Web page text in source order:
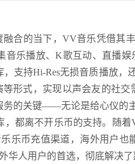
合的当下，VV音乐凭借其
音乐播放、K歌互动、直播
，支持Hi-Res无损音质播放
形式，实现以声会友的社
务的关键——无论是给心仪的
，都离不开乐币的支持。随
乐币充值渠道，海外用户也
华人用户的首选，彻底解决